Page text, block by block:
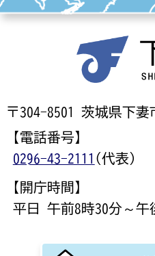
〒304-8501 茨城県下妻
【電話番号】
0296-43-2111 (代表)
【開庁時間】
平日 午前8時30分～午